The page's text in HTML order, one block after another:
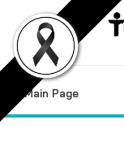
content
Main Page